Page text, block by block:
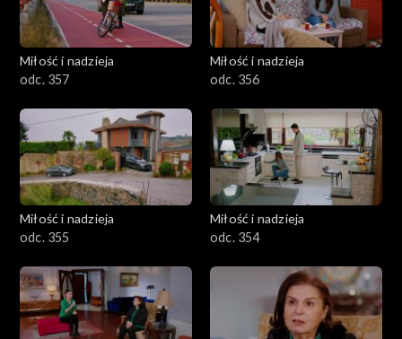
Miłość i nadzieja
odc. 357
Miłość i nadzieja
odc. 356
Miłość i nadzieja
odc. 355
Miłość i nadzieja
odc. 354